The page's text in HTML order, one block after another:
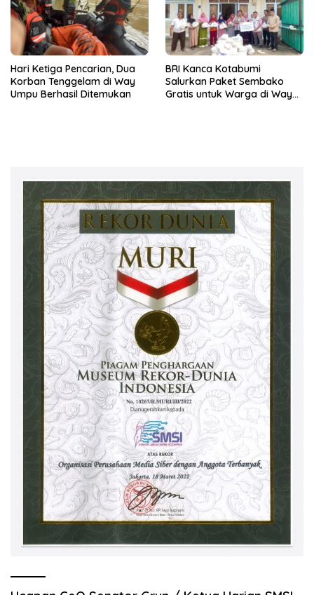
Hari Ketiga Pencarian, Dua
Korban Tenggelam di Way
Umpu Berhasil Ditemukan
BRI Kanca Kotabumi
Salurkan Paket Sembako
Gratis untuk Warga di Way